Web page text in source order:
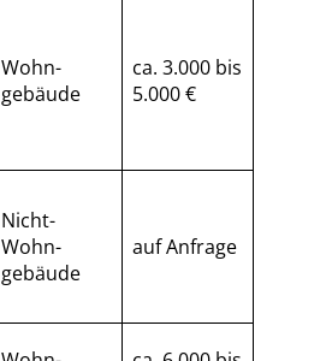
Wohn­
gebäude
ca. 3.000 bis
5.000 €
Nicht-
Wohn­
gebäude
auf Anfrage